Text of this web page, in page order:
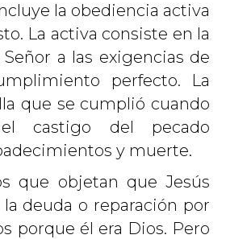
la obediencia activa
La activa consiste en la
a las exigencias de
perfecto. La
que se cumplió cuando
castigo del pecado
y muerte.
que objetan que Jesús
deuda o reparación por
porque él era Dios. Pero